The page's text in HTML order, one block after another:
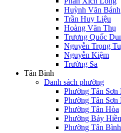
Huỳnh Văn Bánh
Trần Huy Liệu
Hoàng Văn Thụ
Trương Quốc
Nguyễn Trọng
Nguyễn Kiệm
Trường Sa
Tân Bình
Danh sách phường
Phường Tân Sơn
Phường Tân Sơn
Phường Tân Hòa
Phường Bảy Hiền
Phường Tân Bình